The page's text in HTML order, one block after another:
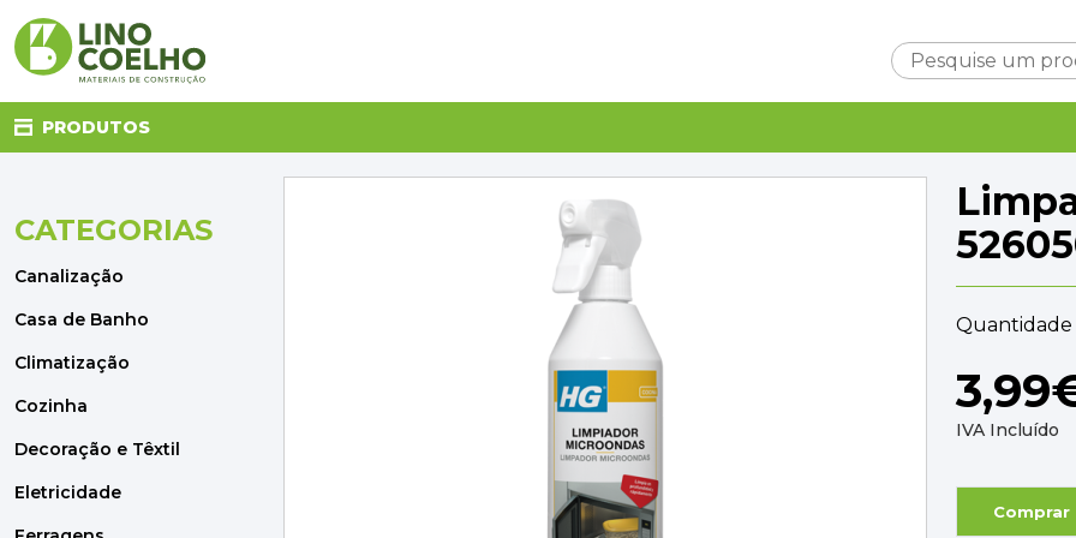
PRODUTOS
CANALIZAÇÃO
CLIMATIZAÇÃO
COZINHA
ELETRICIDADE
FERRAGENS
ILUMINAÇÃO
JARDIM
A
CATEGORIAS
Canalização
Casa de Banho
Climatização
Cozinha
Decoração e Têxtil
Eletricidade
Quantidade
IVA Incluído
Comprar